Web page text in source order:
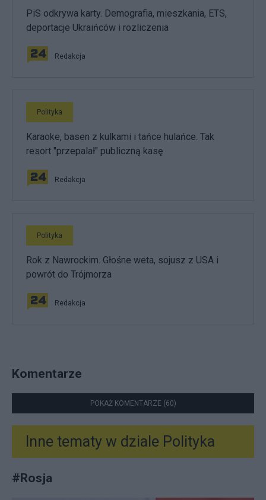
PiS odkrywa karty. Demografia, mieszkania, ETS,
deportacje Ukraińców i rozliczenia
Redakcja
Polityka
Karaoke, basen z kulkami i tańce hulańce. Tak
resort "przepalał" publiczną kasę
Redakcja
Polityka
Rok z Nawrockim. Głośne weta, sojusz z USA i
powrót do Trójmorza
Redakcja
Komentarze
POKAŻ KOMENTARZE (60)
Inne tematy w dziale Polityka
#Rosja